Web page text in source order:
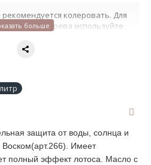
рекомендуется колеровать. Для
дерева используйте
дерева под колеровку, №3.
полов и купелей. Для
поверхностей из
и пробки во влажных и
защита от воды, солнца и
Имеет
полный эффект лотоса. Масло с